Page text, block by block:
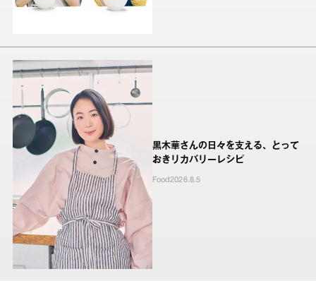
黒木華さんの日々を支える、とって
おきリカバリーレシピ
Food2026.8.5